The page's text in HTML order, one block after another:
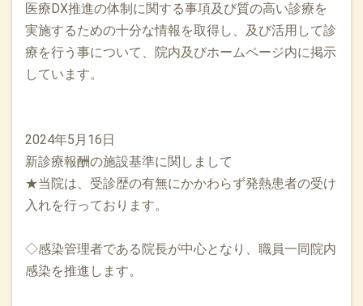
医療DX推進の体制に関する事項及び質の高い診療を
実施するための十分な情報を取得し、及び活用して診
療を行う事について、院内及びホームページ内に掲示
しています。
2024年5月16日
新診療報酬の施設基準に関しまして
★当院は、受診歴の有無にかかわらず発熱患者の受け
入れを行っております。
◇感染管理者である院長が中心となり、職員一同院内
感染を推進します。